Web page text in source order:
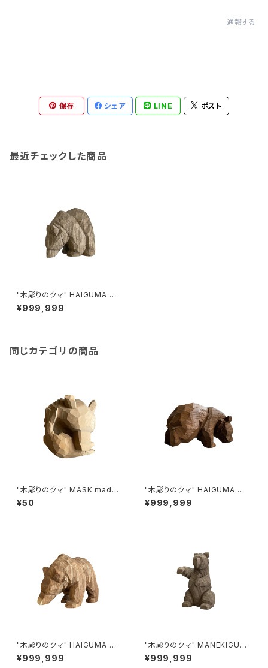
通報する
保存 シェア LINE ポスト
最近チェックした商品
"木彫りのクマ" HAIGUMA ma
de in HOKKAIDO (埋もれ木)
¥999,999
同じカテゴリの商品
"木彫りのクマ" MASK made i
n HOKKAIDO (ホオノキ)
¥50
"木彫りのクマ" HAIGUMA ma
de in HOKKAIDO
¥999,999
"木彫りのクマ" HAIGUMA ma
de in HOKKAIDO (エンジュ)
¥999,999
"木彫りのクマ" MANEKIGUM
A made in HOKKAIDO (埋も
れ木)
¥999,999